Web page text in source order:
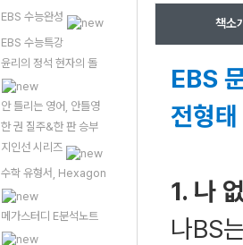
EBS 수능완성
EBS 수능특강
윤리의 정석 현자의 돌
안 틀리는 영어, 안틀영
한 권 질주&한 판 승부
지인선 시리즈
수학 유형서, Hexagon
메가스터디 E분석노트
책소
EBS
전형
1. 나
나BS